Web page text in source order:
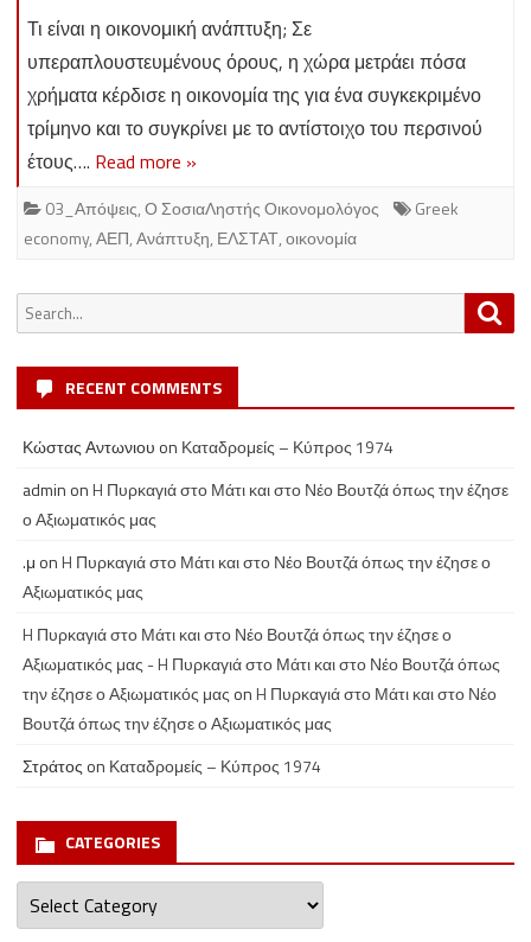
Τι είναι η οικονομική ανάπτυξη; Σε
υπεραπλουστευμένους όρους, η χώρα μετράει πόσα
χρήματα κέρδισε η οικονομία της για ένα συγκεκριμένο
τρίμηνο και το συγκρίνει με το αντίστοιχο του περσινού
έτους…. Read more »
03_Απόψεις,Ο ΣοσιαΛηστής Οικονομολόγος
Greek
economy,ΑΕΠ,Ανάπτυξη, ΕΛΣΤΑΤ,οικονομία
Search
for:
RECENT COMMENTS
Κώστας Αντωνιου on Καταδρομείς – Κύπρος 1974
admin onH Πυρκαγιά στο Μάτι και στο Νέο Βουτζά όπως την έζησε
ο Αξιωματικός μας
.μ onH Πυρκαγιά στο Μάτι και στο Νέο Βουτζά όπως την έζησε ο
Αξιωματικός μας
H Πυρκαγιά στο Μάτι και στο Νέο Βουτζά όπως την έζησε ο
Αξιωματικός μας - H Πυρκαγιά στο Μάτι και στο Νέο Βουτζά όπως
την έζησε ο Αξιωματικός μαςonH Πυρκαγιά στο Μάτι και στο Νέο
Βουτζά όπως την έζησε ο Αξιωματικός μας
Στράτοςon Καταδρομείς – Κύπρος 1974
CATEGORIES
Categories